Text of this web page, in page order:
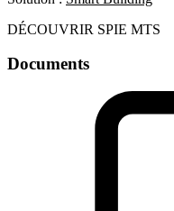
DÉCOUVRIR SPIE MTS
Documents